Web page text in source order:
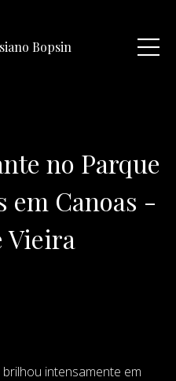
Bopsin
no Parque
em Canoas -
Vieira
intensamente em